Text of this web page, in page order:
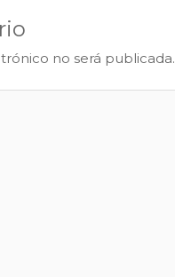
no será publicada.